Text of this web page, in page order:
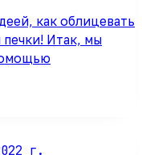
как облицевать
печки! Итак, мы
г.